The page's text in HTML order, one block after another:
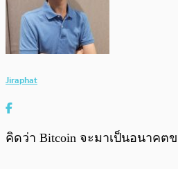
Jiraphat
คิดว่า Bitcoin จะมาเป็นอนาคต